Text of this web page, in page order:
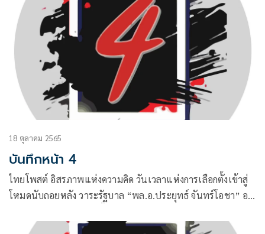
18 ตุลาคม 2565
บันทึกหน้า 4
ไทยโพสต์ อิสรภาพแห่งความคิด วันเวลาแห่งการเลือกตั้งเข้าสู่
โหมดนับถอยหลัง วาระรัฐบาล “พล.อ.ประยุทธ์ จันทร์โอชา” อยู่
ตั้งกางปฏิทินเอาไว้ แต่หากเกิดสะดุด ยุบสภาไปก่อน